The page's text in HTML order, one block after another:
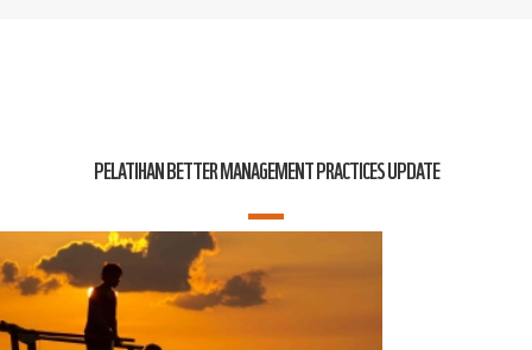
PELATIHAN BETTER MANAGEMENT PRACTICES UPDATE